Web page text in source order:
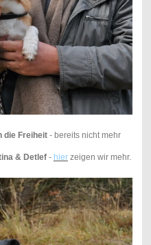
die Freiheit- bereits nicht mehr
& Detlef- hierzeigen wir mehr.